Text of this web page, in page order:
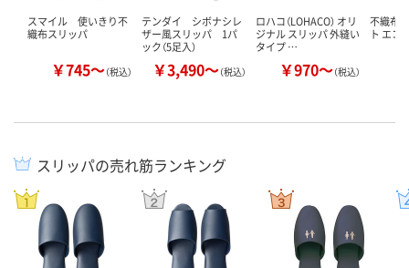
スマイル 使いきり不
織布スリッパ
￥745～（税込）
テンダイ シボナシレ
ザー風スリッパ 1パ
ック（5足入）
￥3,490～（税込）
ロハコ（LOHACO） オリ
ジナル スリッパ 外縫い
タイプ …
￥970～（税込）
不織布
ト エコ
スリッパの売れ筋ランキング